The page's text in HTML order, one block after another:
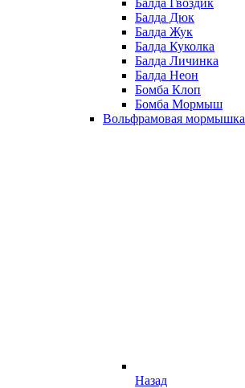
Балда Гвоздик
Балда Дюк
Балда Жук
Балда Куколка
Балда Личинка
Балда Неон
Бомба Клоп
Бомба Мормыш
Вольфрамовая мормышка
Назад